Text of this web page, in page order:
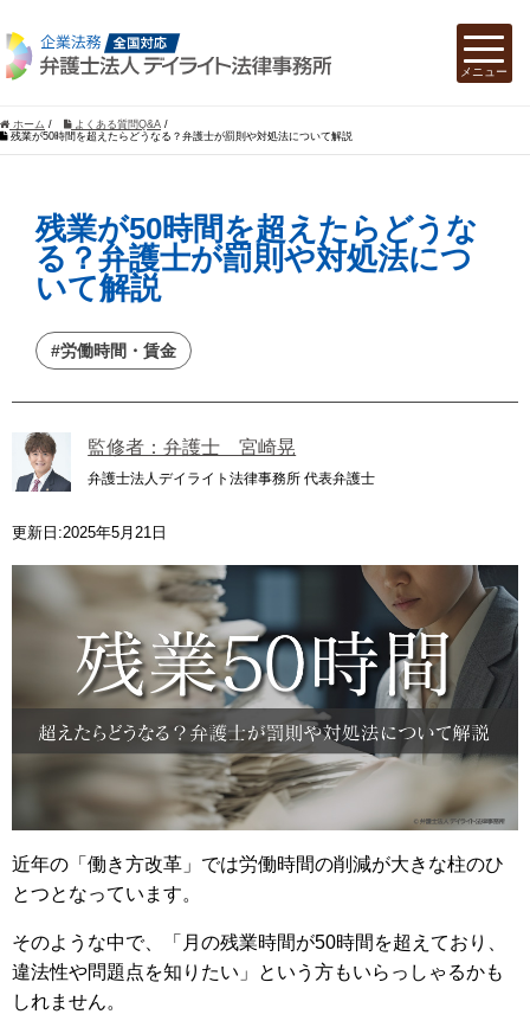
ホーム / よくある質問Q&A /
残業が50時間を超えたらどうなる？弁護士が罰則や対処法について解説
残業が50時間を超えたらどうな
る？弁護士が罰則や対処法につ
いて解説
#労働時間・賃金
監修者：弁護士 宮崎晃
弁護士法人デイライト法律事務所 代表弁護士
更新日:2025年5月21日
近年の「働き方改革」では労働時間の削減が大きな柱のひ
とつとなっています。
そのような中で、「月の残業時間が50時間を超えており、
違法性や問題点を知りたい」という方もいらっしゃるかも
しれません。